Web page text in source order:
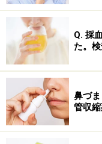
子サイズは、非常
みやすい脂溶性の
で浸透させること
うな性質をもった
膚から吸収されるわ
は、皮膚からの吸
使用するなどの工
けでどんな薬の成分
Q. 採
た。
鼻づ
管収